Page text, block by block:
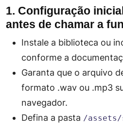
1. Configuração
antes de chamar a
Instale a biblioteca ou
conforme a
Garanta que o arquivo
formato .wav ou .mp3
navegador.
Defina a pasta /assets/